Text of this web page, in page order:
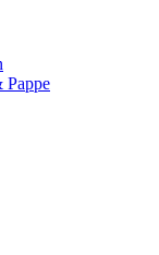
Pappe